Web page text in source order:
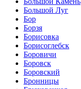
Большой Луг
Бор
Борзя
Борисовка
Борисоглебск
Боровичи
Боровск
Боровский
Бронницы